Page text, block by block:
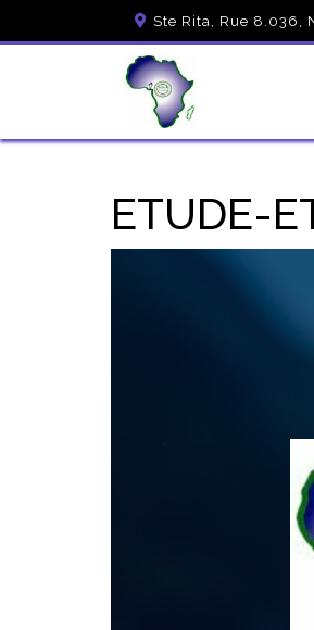
Ste Rita, Rue 8.036,
ETUDE-